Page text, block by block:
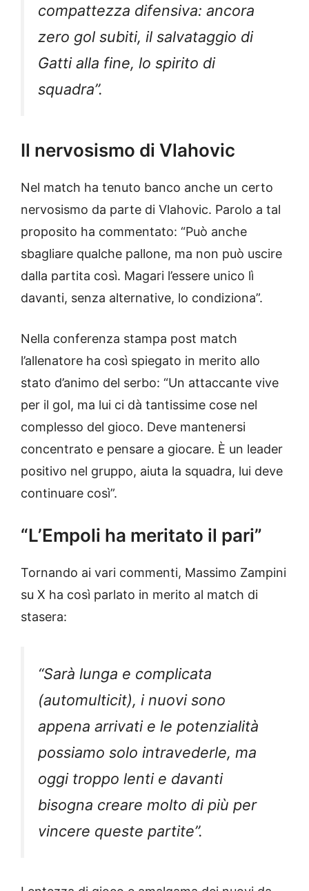
compattezza difensiva: ancora
zero gol subiti, il salvataggio di
Gatti alla fine, lo spirito di
squadra”.
Il nervosismo di Vlahovic
Nel match ha tenuto banco anche un certo
nervosismo da parte di Vlahovic. Parolo a tal
proposito ha commentato: “Può anche
sbagliare qualche pallone, ma non può uscire
dalla partita così. Magari l’essere unico lì
davanti, senza alternative, lo condiziona”.
Nella conferenza stampa post match
l’allenatore ha così spiegato in merito allo
stato d’animo del serbo: “Un attaccante vive
per il gol, ma lui ci dà tantissime cose nel
complesso del gioco. Deve mantenersi
concentrato e pensare a giocare. È un leader
positivo nel gruppo, aiuta la squadra, lui deve
continuare così”.
“L’Empoli ha meritato il pari”
Tornando ai vari commenti, Massimo Zampini
su X ha così parlato in merito al match di
stasera:
“Sarà lunga e complicata
(automulticit), i nuovi sono
appena arrivati e le potenzialità
possiamo solo intravederle, ma
oggi troppo lenti e davanti
bisogna creare molto di più per
vincere queste partite”.